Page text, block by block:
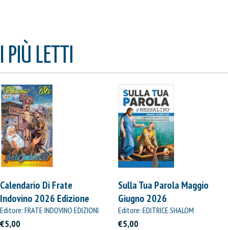
I PIÙ LETTI
Calendario Di Frate
Indovino 2026 Edizione
Straordinaria
Editore: FRATE INDOVINO EDIZIONI
€5,00
Sulla Tua Parola Maggio
Giugno 2026
Editore: EDITRICE SHALOM
€5,00